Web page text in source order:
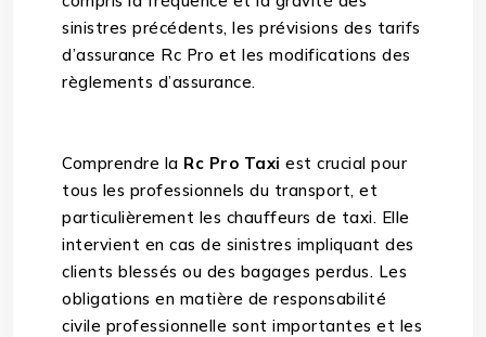
sinistres précédents, les prévisions des tarifs
d’assurance Rc Pro et les modifications des
règlements d’assurance.
Comprendre la Rc Pro Taxi est crucial pour
tous les professionnels du transport, et
particulièrement les chauffeurs de taxi. Elle
intervient en cas de sinistres impliquant des
clients blessés ou des bagages perdus. Les
obligations en matière de responsabilité
civile professionnelle sont importantes et les